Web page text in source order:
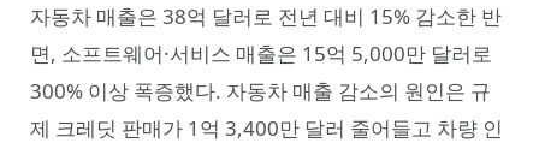
자동차 매출은 38억 달러로 전년 대비 15% 감소한 반
면, 소프트웨어·서비스 매출은 15억 5,000만 달러로
300% 이상 폭증했다. 자동차 매출 감소의 원인은 규
제 크레딧 판매가 1억 3,400만 달러 줄어들고 차량 인